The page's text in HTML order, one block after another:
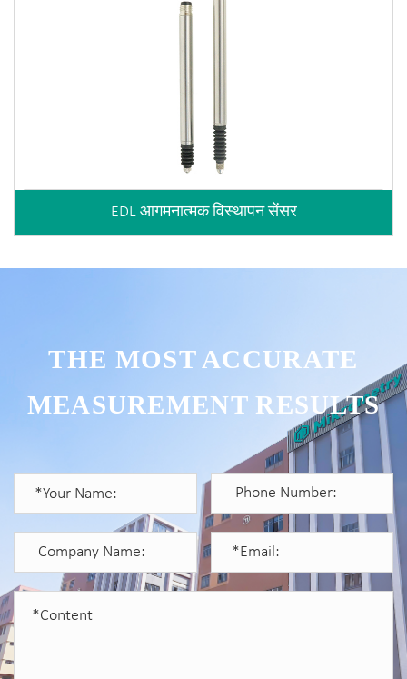
EDL आगमनात्मक विस्थापन सेंसर
THE MOST ACCURATE
MEASUREMENT RESULTS